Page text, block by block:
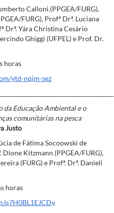
Calloni.(PPGEA/FURG),
FURG), Profª Drª. Luciana
Drª. Yára Christina Cesário
Ghiggi (UFPEL) e Prof. Dr.
horas
ytd-nqjm-sez
da Educação Ambiental e o
comunitárias na pesca
Justo
de Fátima Socoowski de
Dione Kitzmann (PPGEA/FURG),
(FURG) e Profª. Drª. Danieli
horas
q7H0BL1EJCDy